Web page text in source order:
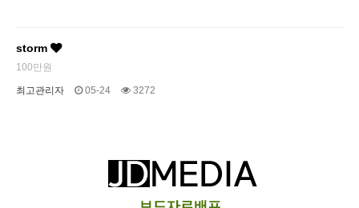
storm
100만원
최고관리자 05-24 3272